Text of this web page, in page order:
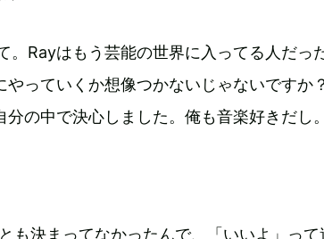
。Rayはもう芸能の世界に入ってる人だっ
やっていくか想像つかないじゃないですか
分の中で決心しました。俺も音楽好きだし
も決まってなかったんで、「いいよ」って